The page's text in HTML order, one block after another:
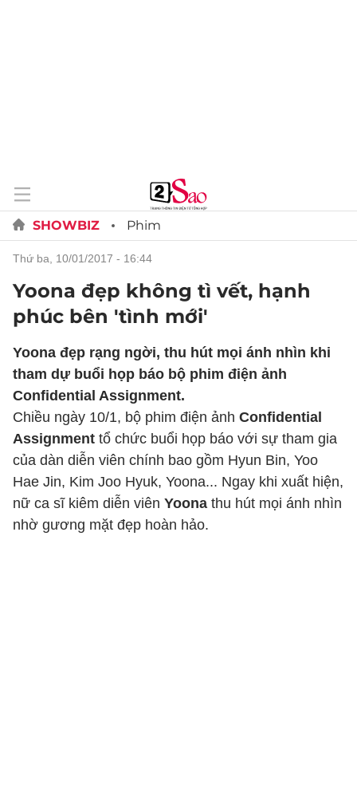
SHOWBIZ Phim
thứ ba, 10/01/2017 - 16:44
Yoona đẹp không tì vết, hạnh
phúc bên 'tình mới'
Yoona đẹp rạng ngời, thu hút mọi ánh nhìn khi
tham dự buổi họp báo bộ phim điện ảnh
Confidential Assignment.
Chiều ngày 10/1, bộ phim điện ảnh Confidential
Assignment tổ chức buổi họp báo với sự tham gia
của dàn diễn viên chính bao gồm Hyun Bin, Yoo
Hae Jin, Kim Joo Hyuk, Yoona... Ngay khi xuất hiện,
nữ ca sĩ kiêm diễn viên Yoona thu hút mọi ánh nhìn
nhờ gương mặt đẹp hoàn hảo.